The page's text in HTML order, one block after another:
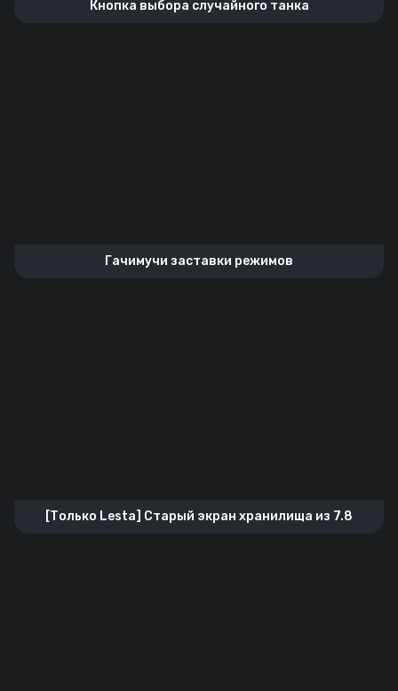
Кнопка выбора случайного танка
Гачимучи заставки режимов
[Только Lesta] Старый экран хранилища из 7.8